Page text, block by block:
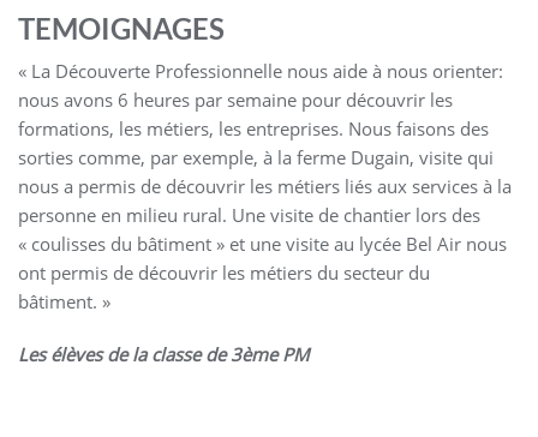
TEMOIGNAGES
« La Découverte Professionnelle nous aide à nous orienter:
nous avons 6 heures par semaine pour découvrir les
formations, les métiers, les entreprises. Nous faisons des
sorties comme, par exemple, à la ferme Dugain, visite qui
nous a permis de découvrir les métiers liés aux services à la
personne en milieu rural. Une visite de chantier lors des
« coulisses du bâtiment » et une visite au lycée Bel Air nous
ont permis de découvrir les métiers du secteur du
bâtiment. »
Les élèves de la classe de 3ème PM